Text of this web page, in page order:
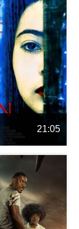
21:05